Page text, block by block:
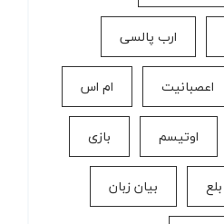
ارب پالسی
اعصبانیت ام اس
اوتیسم بازی
بلع بیان زبان